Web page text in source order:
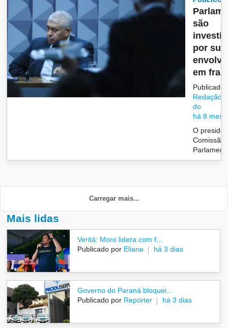
são
por
em
Publicado
Redação/
do
há 8
O
Comissão
Carregar mais...
Mais lidas
Veritá: Moro lidera com f...
Publicado por Eliane há 3 dias
Governo do Paraná bloquei...
Publicado por Repórter há 3 dias